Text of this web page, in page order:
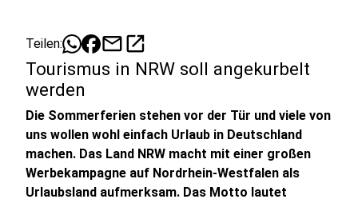
Teilen: mailopen_in_new
Tourismus in NRW soll angekurbelt
werden
Die Sommerferien stehen vor der Tür und viele von
uns wollen wohl einfach Urlaub in Deutschland
machen. Das Land NRW macht mit einer großen
Werbekampagne auf Nordrhein-Westfalen als
Urlaubsland aufmerksam. Das Motto lautet